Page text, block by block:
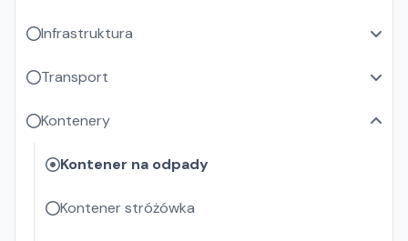
Infrastruktura
Transport
Kontenery
Kontener na odpady
Kontener stróżówka